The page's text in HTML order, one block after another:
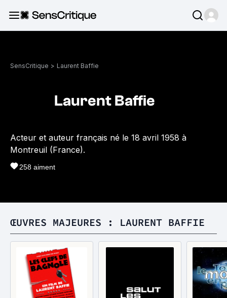
SensCritique > Laurent Baffie
Laurent Baffie
Acteur et auteur français né le 18 avril 1958 à
Montreuil (France).
258 aiment
ŒUVRES MAJEURES : LAURENT BAFFIE